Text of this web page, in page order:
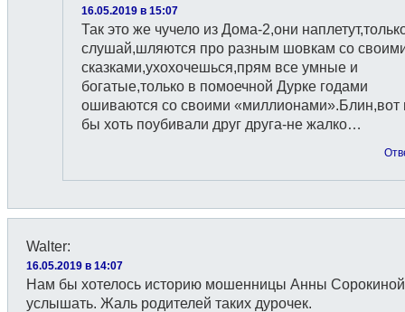
16.05.2019 в 15:07
Так это же чучело из Дома-2,они
слушай,шляются про разным шовкам со
сказками,ухохочешься,прям все умные и
богатые,только в помоечной Дурке годами
ошиваются со своими «миллионами».Блин,вот
бы хоть поубивали друг друга-не жалко…
Walter:
16.05.2019 в 14:07
Нам бы хотелось историю мошенницы Анны Сорокиной
услышать. Жаль родителей таких дурочек.